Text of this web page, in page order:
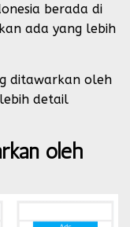
berada di
ada yang lebih
ditawarkan oleh
detail
oleh